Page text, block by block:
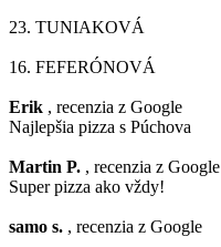
23. TUNIAKOVÁ
16. FEFERÓNOVÁ
Erik , recenzia z Google
Najlepšia pizza s Púchova
Martin P. , recenzia z Google
Super pizza ako vždy!
samo s. , recenzia z Google